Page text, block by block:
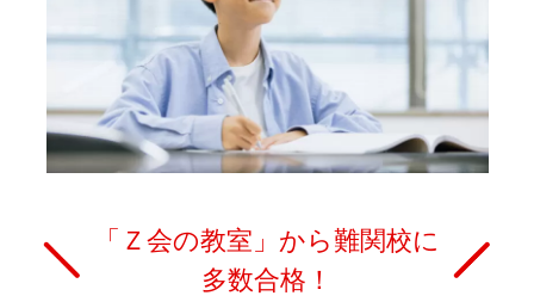
「Ｚ会の教室」から難関校に
多数合格！